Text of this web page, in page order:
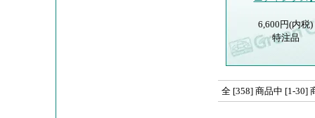
6,600円(内税)
特注品
全 [358] 商品中 [1-